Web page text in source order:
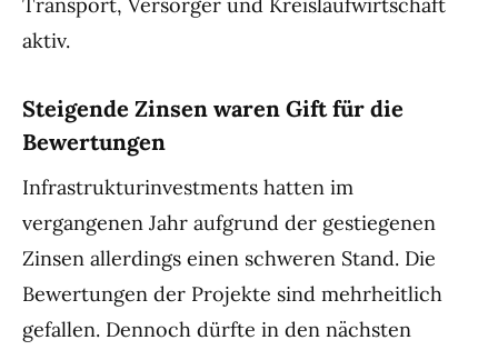
aktiv.
Steigende Zinsen waren Gift für die
Bewertungen
Infrastrukturinvestments hatten im
vergangenen Jahr aufgrund der gestiegenen
Zinsen allerdings einen schweren Stand. Die
Bewertungen der Projekte sind mehrheitlich
gefallen. Dennoch dürfte in den nächsten